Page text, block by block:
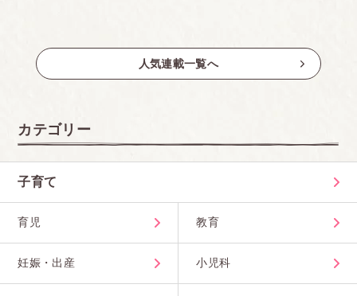
人気連載一覧へ
カテゴリー
子育て
育児 教育
妊娠・出産 小児科